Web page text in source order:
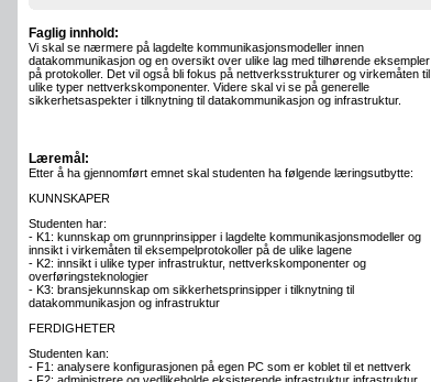
Faglig innhold:
Vi skal se nærmere på lagdelte kommunikasjonsmodeller innen
datakommunikasjon og en oversikt over ulike lag med tilhørende eksempler
på protokoller. Det vil også bli fokus på nettverksstrukturer og virkemåten til
ulike typer nettverkskomponenter. Videre skal vi se på generelle
sikkerhetsaspekter i tilknytning til datakommunikasjon og infrastruktur.
Læremål:
Etter å ha gjennomført emnet skal studenten ha følgende læringsutbytte:
KUNNSKAPER
Studenten har:
- K1: kunnskap om grunnprinsipper i lagdelte kommunikasjonsmodeller og
innsikt i virkemåten til eksempelprotokoller på de ulike lagene
- K2: innsikt i ulike typer infrastruktur, nettverkskomponenter og
overføringsteknologier
- K3: bransjekunnskap om sikkerhetsprinsipper i tilknytning til
datakommunikasjon og infrastruktur
FERDIGHETER
Studenten kan:
- F1: analysere konfigurasjonen på egen PC som er koblet til et nettverk